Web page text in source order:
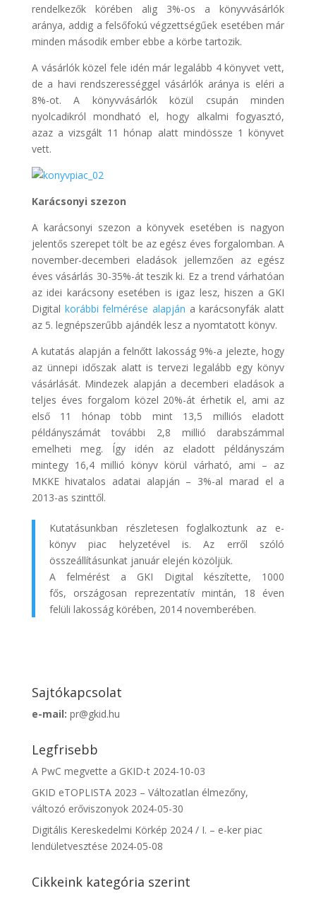
rendelkezők körében alig 3%-os a könyvvásárlók
aránya, addig a felsőfokú végzettségűek esetében már
minden második ember ebbe a körbe tartozik.
A vásárlók közel fele idén már legalább 4 könyvet vett,
de a havi rendszerességgel vásárlók aránya is eléri a
8%-ot. A könyvvásárlók közül csupán minden
nyolcadikról mondható el, hogy alkalmi fogyasztó,
azaz a vizsgált 11 hónap alatt mindössze 1 könyvet
vett.
Karácsonyi szezon
A karácsonyi szezon a könyvek esetében is nagyon
jelentős szerepet tölt be az egész éves forgalomban. A
november-decemberi eladások jellemzően az egész
éves vásárlás 30-35%-át teszik ki. Ez a trend várhatóan
az idei karácsony esetében is igaz lesz, hiszen a GKI
Digital korábbi felmérése alapján a karácsonyfák alatt
az 5. legnépszerűbb ajándék lesz a nyomtatott könyv.
A kutatás alapján a felnőtt lakosság 9%-a jelezte, hogy
az ünnepi időszak alatt is tervezi legalább egy könyv
vásárlását. Mindezek alapján a decemberi eladások a
teljes éves forgalom közel 20%-át érhetik el, ami az
első 11 hónap több mint 13,5 milliós eladott
példányszámát további 2,8 millió darabszámmal
emelheti meg. Így idén az eladott példányszám
mintegy 16,4 millió könyv körül várható, ami – az
MKKE hivatalos adatai alapján – 3%-al marad el a
2013-as szinttől.
Kutatásunkban részletesen foglalkoztunk az e-
könyv piac helyzetével is. Az erről szóló
összeállításunkat január elején közöljük.
A felmérést a GKI Digital készítette, 1000
fős, országosan reprezentatív mintán, 18 éven
felüli lakosság körében, 2014 novemberében.
Sajtókapcsolat
e-mail: pr@gkid.hu
Legfrisebb
A PwC megvette a GKID-t 2024-10-03
GKID eTOPLISTA 2023 – Változatlan élmezőny,
változó erőviszonyok 2024-05-30
Digitális Kereskedelmi Körkép 2024 / I. – e-ker piac
lendületvesztése 2024-05-08
Cikkeink kategória szerint